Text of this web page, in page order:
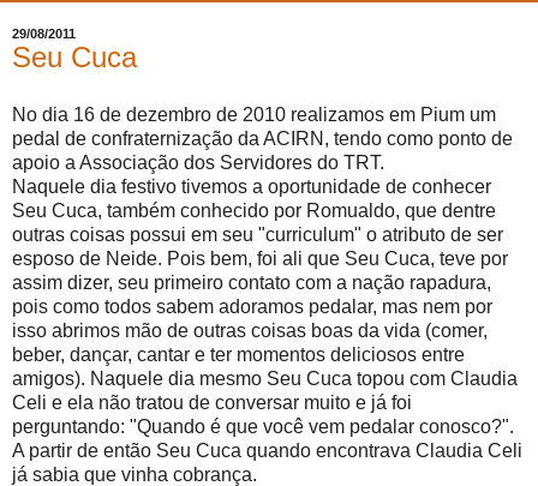
29/08/2011
Seu Cuca
No dia 16 de dezembro de 2010 realizamos em Pium um
pedal de confraternização da ACIRN, tendo como ponto de
apoio a Associação dos Servidores do TRT.
Naquele dia festivo tivemos a oportunidade de conhecer
Seu Cuca, também conhecido por Romualdo, que dentre
outras coisas possui em seu "curriculum" o atributo de ser
esposo de Neide. Pois bem, foi ali que Seu Cuca, teve por
assim dizer, seu primeiro contato com a nação rapadura,
pois como todos sabem adoramos pedalar, mas nem por
isso abrimos mão de outras coisas boas da vida (comer,
beber, dançar, cantar e ter momentos deliciosos entre
amigos). Naquele dia mesmo Seu Cuca topou com Claudia
Celi e ela não tratou de conversar muito e já foi
perguntando: "Quando é que você vem pedalar conosco?".
A partir de então Seu Cuca quando encontrava Claudia Celi
já sabia que vinha cobrança.